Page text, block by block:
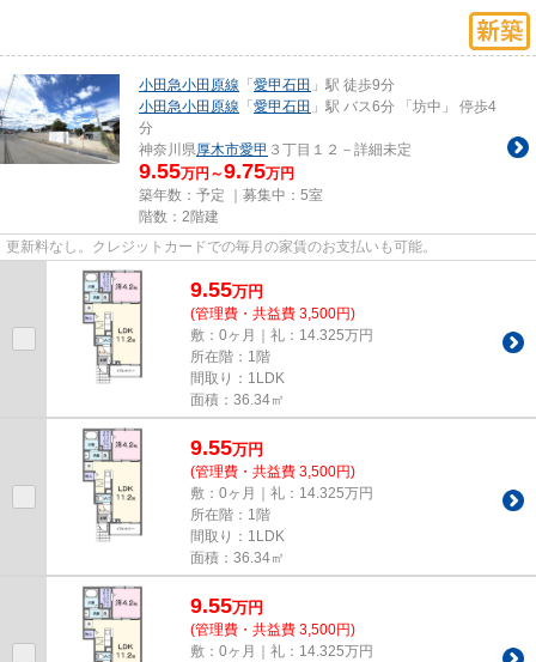
小田急小田原線 「愛甲石田 」駅 徒歩9分
小田急小田原線 「愛甲石田 」駅 バス6分 「坊中」 停歩4
分
神奈川県厚木市愛甲 ３丁目１２－詳細未定
9.55万円～9.75万円
築年数：予定 ｜募集中： 5室
階数：2階建
更新料なし。クレジットカードでの毎月の家賃のお支払いも可能。
9.55万円
(管理費・共益費 3,500円)
敷：0ヶ月｜礼：14.325万円
所在階：1階
間取り：1LDK
面積：36.34㎡
9.55万円
(管理費・共益費 3,500円)
敷：0ヶ月｜礼：14.325万円
所在階：1階
間取り：1LDK
面積：36.34㎡
9.55万円
(管理費・共益費 3,500円)
敷：0ヶ月｜礼：14.325万円